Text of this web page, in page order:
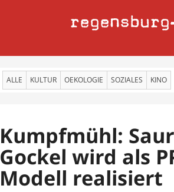
regensburg
ALLE KULTUR OEKOLOGIE SOZIALES KINO
Kumpfmühl:
Gockel wird als
Modell realisiert